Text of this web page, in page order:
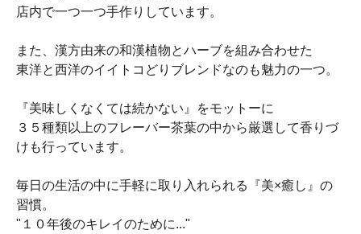
店内で一つ一つ手作りしています。
また、漢方由来の和漢植物とハーブを組み合わせた
東洋と西洋のイイトコどりブレンドなのも魅力の一つ。
『美味しくなくては続かない』をモットーに
３５種類以上のフレーバー茶葉の中から厳選して香りづ
けも行っています。
毎日の生活の中に手軽に取り入れられる『美×癒し』の
習慣。
"１０年後のキレイのために..."